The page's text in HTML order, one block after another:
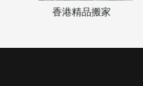
香港大件搬运